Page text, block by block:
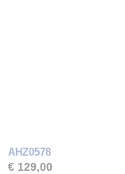
AHZ0578
€ 129,00